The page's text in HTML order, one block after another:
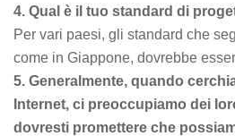
4. Qual è il tuo standard di
Per vari paesi, gli standard che
come in Giappone, dovrebbe
5. Generalmente, quando
Internet, ci preoccupiamo dei
dovresti promettere che